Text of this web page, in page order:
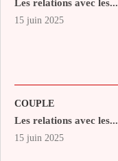
Les relations avec les...
15 juin 2025
COUPLE
Les relations avec les...
15 juin 2025